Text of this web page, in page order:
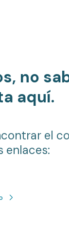
no
aquí.
el
enlaces: